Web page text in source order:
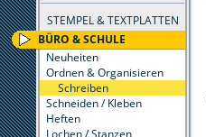
STEMPEL & TEXTPLATTEN
BÜRO & SCHULE
Neuheiten
Ordnen & Organisieren
Schreiben
Schneiden / Kleben
Heften
Lochen / Stanzen